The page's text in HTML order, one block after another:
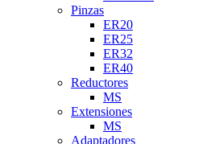
Pinzas
ER20
ER25
ER32
ER40
Reductores
MS
Extensiones
MS
Adaptadores